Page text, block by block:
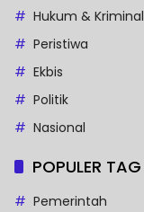
Hukum & Kriminal
Peristiwa
Ekbis
Politik
Nasional
POPULER TAG
Pemerintah